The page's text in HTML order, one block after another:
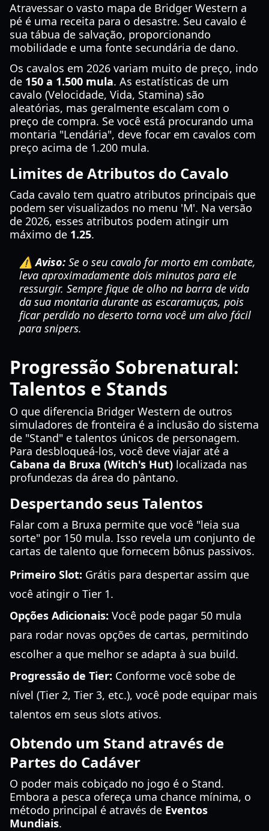
Atravessar o vasto mapa de Bridger Western a
pé é uma receita para o desastre. Seu cavalo é
sua tábua de salvação, proporcionando
mobilidade e uma fonte secundária de dano.
Os cavalos em 2026 variam muito de preço, indo
de 150 a 1.500 mula. As estatísticas de um
cavalo (Velocidade, Vida, Stamina) são
aleatórias, mas geralmente escalam com o
preço de compra. Se você está procurando uma
montaria "Lendária", deve focar em cavalos com
preço acima de 1.200 mula.
Limites de Atributos do Cavalo
Cada cavalo tem quatro atributos principais que
podem ser visualizados no menu 'M'. Na versão
de 2026, esses atributos podem atingir um
máximo de 1.25.
⚠️ Aviso: Se o seu cavalo for morto em combate,
leva aproximadamente dois minutos para ele
ressurgir. Sempre fique de olho na barra de vida
da sua montaria durante as escaramuças, pois
ficar perdido no deserto torna você um alvo fácil
para snipers.
Progressão Sobrenatural:
Talentos e Stands
O que diferencia Bridger Western de outros
simuladores de fronteira é a inclusão do sistema
de "Stand" e talentos únicos de personagem.
Para desbloqueá-los, você deve viajar até a
Cabana da Bruxa (Witch's Hut) localizada nas
profundezas da área do pântano.
Despertando seus Talentos
Falar com a Bruxa permite que você "leia sua
sorte" por 150 mula. Isso revela um conjunto de
cartas de talento que fornecem bônus passivos.
Primeiro Slot: Grátis para despertar assim que
você atingir o Tier 1.
Opções Adicionais: Você pode pagar 50 mula
para rodar novas opções de cartas, permitindo
escolher a que melhor se adapta à sua build.
Progressão de Tier: Conforme você sobe de
nível (Tier 2, Tier 3, etc.), você pode equipar mais
talentos em seus slots ativos.
Obtendo um Stand através de
Partes do Cadáver
O poder mais cobiçado no jogo é o Stand.
Embora a pesca ofereça uma chance mínima, o
método principal é através de Eventos
Mundiais.